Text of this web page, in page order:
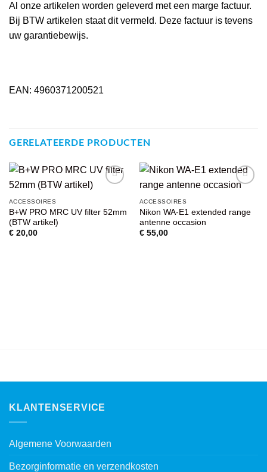
Al onze artikelen worden geleverd met een marge factuur.
Bij BTW artikelen staat dit vermeld. Deze factuur is tevens
uw garantiebewijs.
EAN: 4960371200521
GERELATEERDE PRODUCTEN
WENSENLIJST
ACCESSOIRES
B+W PRO MRC UV filter 52mm
(BTW artikel)
€20,00
WENSENLIJST
ACCESSOIRES
Nikon WA-E1 extended range
antenne occasion
€55,00
KLANTENSERVICE
Algemene Voorwaarden
Bezorginformatie en verzendkosten